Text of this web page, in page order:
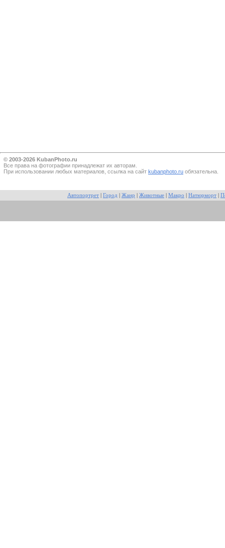
© 2003-2026 KubanPhoto.ru
Все прaва на фотографии принадлежат их авторам.
При использовании любых материалов, ссылка на сайт kubanphoto.ru обязательна.
Автопортрет Город Жанр Животные Макро Натюрморт